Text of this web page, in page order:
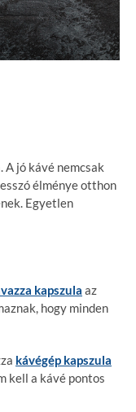
jó kávé nemcsak
élménye otthon
Egyetlen
kapszula az
hogy minden
kávégép kapszula
kell a kávé pontos